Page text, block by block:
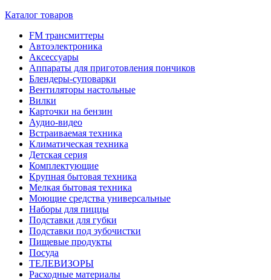
Каталог товаров
FM трансмиттеры
Автоэлектроника
Аксессуары
Аппараты для приготовления пончиков
Блендеры-суповарки
Вентиляторы настольные
Вилки
Карточки на бензин
Аудио-видео
Встраиваемая техника
Климатическая техника
Детская серия
Комплектующие
Крупная бытовая техника
Мелкая бытовая техника
Моющие средства универсальные
Наборы для пиццы
Подставки для губки
Подставки под зубочистки
Пищевые продукты
Посуда
ТЕЛЕВИЗОРЫ
Расходные материалы